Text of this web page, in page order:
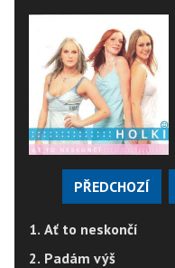
PŘEDCHOZÍ
1. Ať to neskončí
2. Padám výš